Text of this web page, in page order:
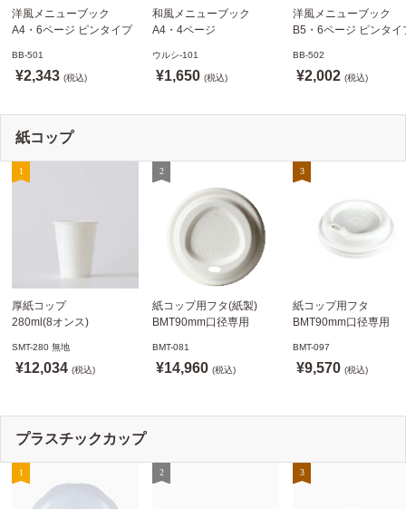
洋風メニューブック
A4・6ページ ピンタイプ
ニュー えいむ(Aim)【当日
発送可】
BB-501
¥2,343 (税込)
和風メニューブック
A4・4ページ
ウルシ-101 シンビ
(SHIMBI)【当日発送可】
ウルシ-101
¥1,650 (税込)
洋風メニューブック
B5・6ページ ピンタイ
ニュー6P えいむ(Aim)
BB-502
¥2,002 (税込)
紙コップ
厚紙コップ
280ml(8オンス)
SMT-280 無地
※沖縄・離島 送料別途
SMT-280 無地
¥12,034 (税込)
紙コップ用フタ(紙製)
BMT90mm口径専用
ドリンキングリッド
※適合品番あり ※沖縄・
BMT-081
¥14,960 (税込)
紙コップ用フタ
BMT90mm口径専用
ノーストローフタ
※適合品番あり ※沖縄
BMT-097
¥9,570 (税込)
プラスチックカップ